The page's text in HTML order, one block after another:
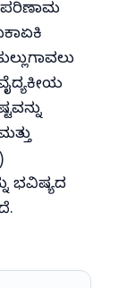
ಪರಿಣಾಮ
ಭವಿಷ್ಯದ